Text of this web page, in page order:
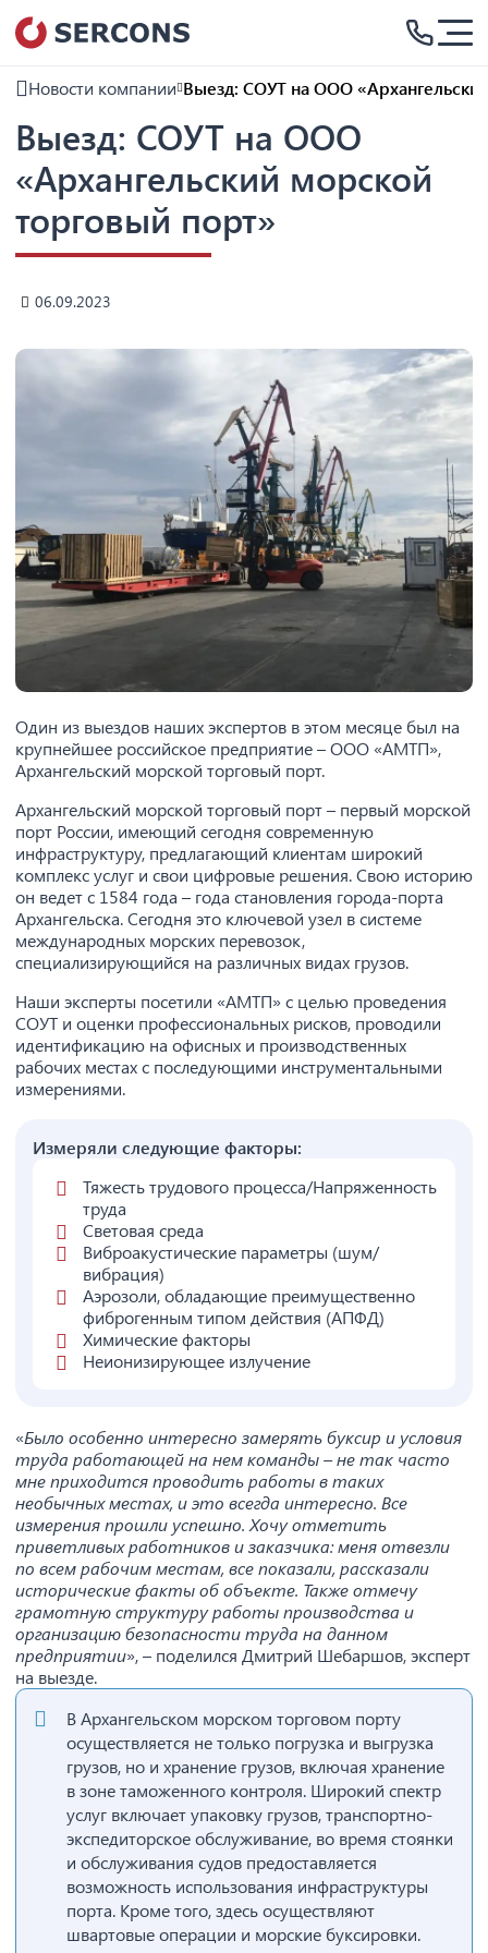
Новости компании Выезд: СОУТ на ООО
Выезд: СОУТ на ООО
«Архангельский морской
торговый порт»
06.09.2023
Один из выездов наших экспертов в этом месяце был на
крупнейшее российское предприятие – ОOО «АМТП»,
Архангельский морской торговый порт.
Архангельский морской торговый порт – первый морской
порт России, имеющий сегодня современную
инфраструктуру, предлагающий клиентам широкий
комплекс услуг и свои цифровые решения. Свою историю
он ведет с 1584 года – года становления города-порта
Архангельска. Сегодня это ключевой узел в системе
международных морских перевозок,
специализирующийся на различных видах грузов.
Наши эксперты посетили «АМТП» с целью проведения
СОУТ и оценки профессиональных рисков, проводили
идентификацию на офисных и производственных
рабочих местах с последующими инструментальными
измерениями.
Измеряли следующие факторы:
Тяжесть трудового процесса/Напряженность
труда
Световая среда
Виброакустические параметры (шум/
вибрация)
Аэрозоли, обладающие преимущественно
фиброгенным типом действия (АПФД)
Химические факторы
Неионизирующее излучение
«Было особенно интересно замерять буксир и условия
труда работающей на нем команды – не так часто
мне приходится проводить работы в таких
необычных местах, и это всегда интересно. Все
измерения прошли успешно. Хочу отметить
приветливых работников и заказчика: меня отвезли
по всем рабочим местам, все показали, рассказали
исторические факты об объекте. Также отмечу
грамотную структуру работы производства и
организацию безопасности труда на данном
предприятии», – поделился Дмитрий Шебаршов, эксперт
на выезде.
В Архангельском морском торговом порту
осуществляется не только погрузка и выгрузка
грузов, но и хранение грузов, включая хранение
в зоне таможенного контроля. Широкий спектр
услуг включает упаковку грузов, транспортно-
экспедиторское обслуживание, во время стоянки
и обслуживания судов предоставляется
возможность использования инфраструктуры
порта. Кроме того, здесь осуществляют
швартовые операции и морские буксировки.